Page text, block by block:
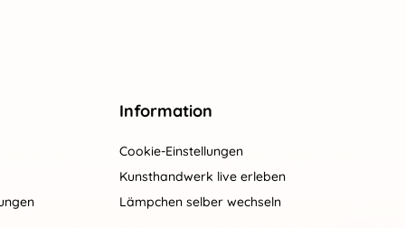
Information
Cookie-Einstellungen
Kunsthandwerk live erleben
Lämpchen selber wechseln